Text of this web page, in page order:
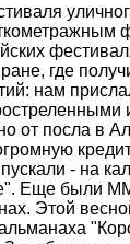
где
нам
от посла в
- на
Еще были
Этой